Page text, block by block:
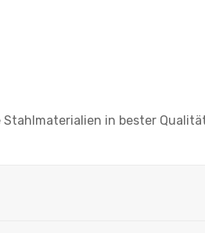
Stahlmaterialien in bester